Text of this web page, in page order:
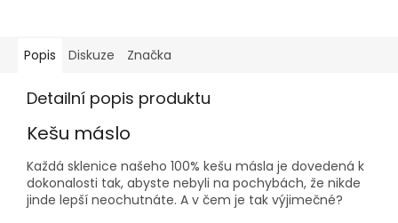
Popis Diskuze Značka
Detailní popis produktu
Kešu máslo
Každá sklenice našeho 100% kešu másla je dovedená k
dokonalosti tak, abyste nebyli na pochybách, že nikde
jinde lepší neochutnáte. A v čem je tak výjimečné?